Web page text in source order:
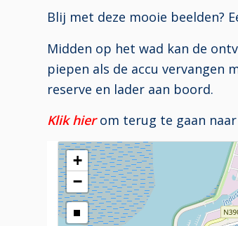
Blij met deze mooie beelden?
Midden op het wad kan de
piepen als de accu vervangen
reserve en lader aan boord.
Klik hierom terug te gaan